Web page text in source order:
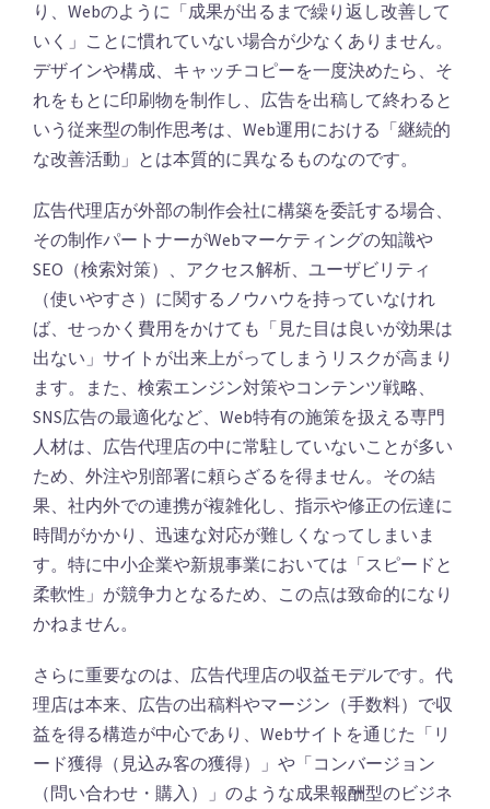
り、Webのように「成果が出るまで繰り返し改善して
いく」ことに慣れていない場合が少なくありません。
デザインや構成、キャッチコピーを一度決めたら、そ
れをもとに印刷物を制作し、広告を出稿して終わると
いう従来型の制作思考は、Web運用における「継続的
な改善活動」とは本質的に異なるものなのです。
広告代理店が外部の制作会社に構築を委託する場合、
その制作パートナーがWebマーケティングの知識や
SEO（検索対策）、アクセス解析、ユーザビリティ
（使いやすさ）に関するノウハウを持っていなけれ
ば、せっかく費用をかけても「見た目は良いが効果は
出ない」サイトが出来上がってしまうリスクが高まり
ます。また、検索エンジン対策やコンテンツ戦略、
SNS広告の最適化など、Web特有の施策を扱える専門
人材は、広告代理店の中に常駐していないことが多い
ため、外注や別部署に頼らざるを得ません。その結
果、社内外での連携が複雑化し、指示や修正の伝達に
時間がかかり、迅速な対応が難しくなってしまいま
す。特に中小企業や新規事業においては「スピードと
柔軟性」が競争力となるため、この点は致命的になり
かねません。
さらに重要なのは、広告代理店の収益モデルです。代
理店は本来、広告の出稿料やマージン（手数料）で収
益を得る構造が中心であり、Webサイトを通じた「リ
ード獲得（見込み客の獲得）」や「コンバージョン
（問い合わせ・購入）」のような成果報酬型のビジネ